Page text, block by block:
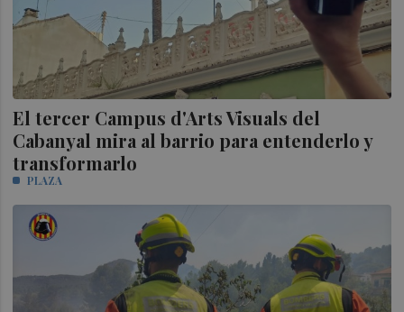
El tercer Campus d'Arts Visuals del
Cabanyal mira al barrio para entenderlo y
transformarlo
PLAZA